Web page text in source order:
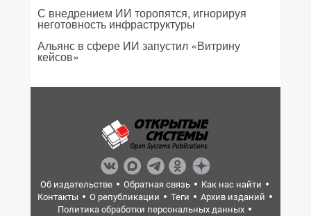
С внедрением ИИ торопятся, игнорируя
неготовность инфраструктуры
Альянс в сфере ИИ запустил «Витрину
кейсов»
Об издательстве Обратная связь
Как нас найти
Контакты
О републикации Теги
Архив изданий
Политика обработки персональных данных